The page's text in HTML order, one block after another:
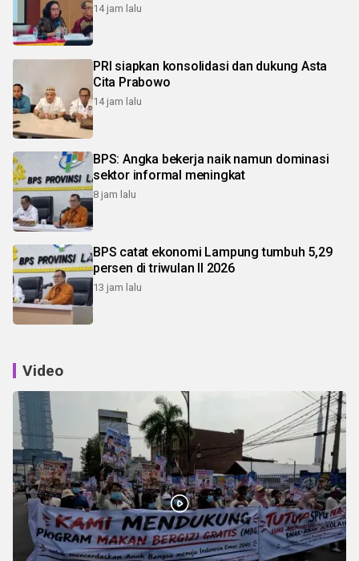
14 jam lalu
PRI siapkan konsolidasi dan dukung Asta
Cita Prabowo
14 jam lalu
BPS: Angka bekerja naik namun dominasi
sektor informal meningkat
8 jam lalu
BPS catat ekonomi Lampung tumbuh 5,29
persen di triwulan II 2026
13 jam lalu
Video